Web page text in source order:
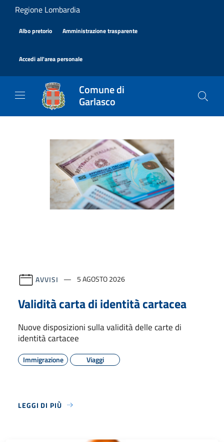
Salta al contenuto principale
Regione Lombardia
Albo pretorio Amministrazione trasparente
Accedi all'area personale
Comune di
Garlasco
AVVISI 5 AGOSTO 2026
Validità carta di identità cartacea
Nuove disposizioni sulla validità delle carte di
identità cartacee
Immigrazione Viaggi
LEGGI DI PIÙ